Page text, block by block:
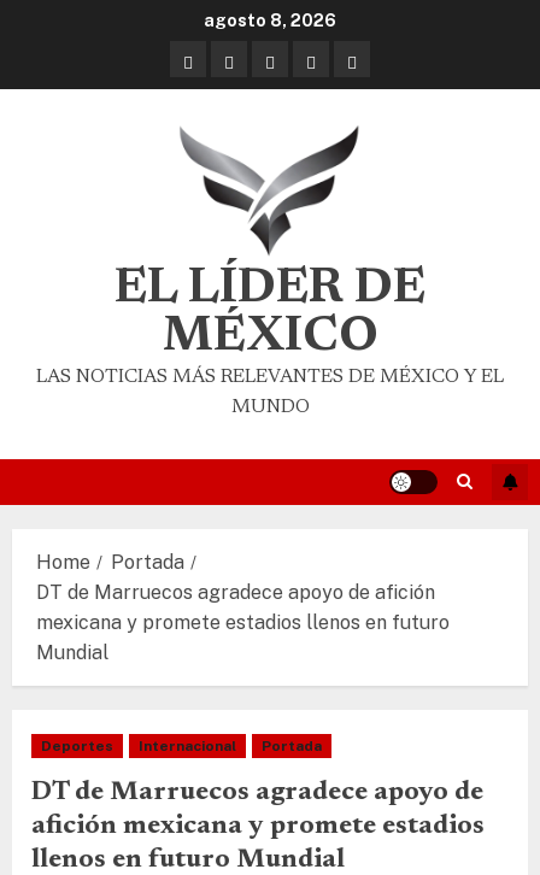
agosto 8, 2026
EL LÍDER DE
MÉXICO
LAS NOTICIAS MÁS RELEVANTES DE MÉXICO Y EL
MUNDO
Home
Portada
DT de Marruecos agradece apoyo de afición
mexicana y promete estadios llenos en futuro
Mundial
Deportes Internacional Portada
DT de Marruecos agradece apoyo de
afición mexicana y promete estadios
llenos en futuro Mundial